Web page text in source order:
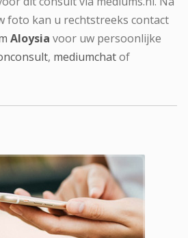
foto kan u rechtstreeks contact
Aloysia voor uw persoonlijke
, mediumchatof